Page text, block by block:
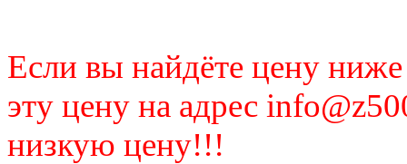
Если вы найдёте цену
эту цену на адрес
низкую цену!!!